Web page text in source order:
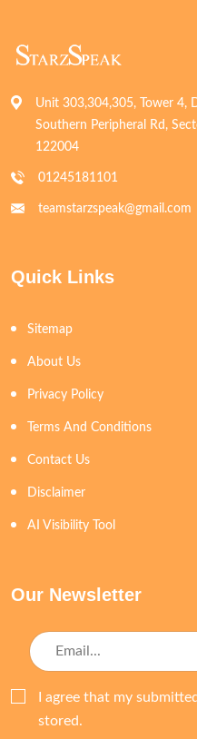
Unit 303,304,305, Tower 4,
Southern Peripheral Rd,
122004
01245181101
teamstarzspeak@gmail.com
Quick Links
Sitemap
About Us
Privacy Policy
Terms And Conditions
Contact Us
Disclaimer
AI Visibility Tool
Our Newsletter
I agree that my
stored.